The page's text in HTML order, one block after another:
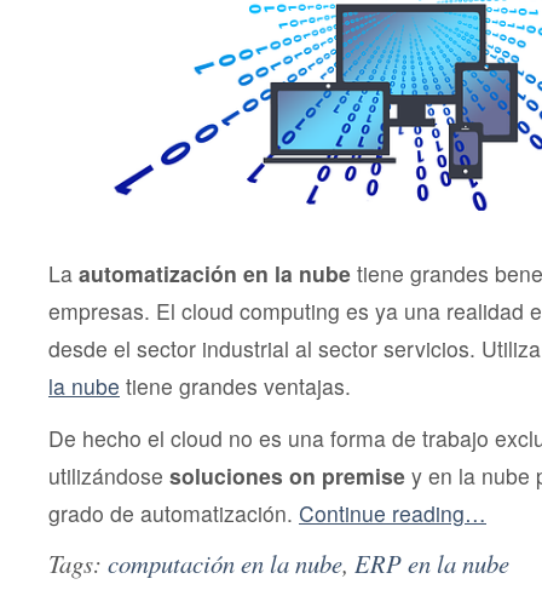
La automatización en la nube tiene grandes
empresas. El cloud computing es ya una realidad
desde el sector industrial al sector servicios.
la nube tiene grandes ventajas.
De hecho el cloud no es una forma de trabajo
utilizándose soluciones on premise y en la nube
grado de automatización. Continue reading…
Tags: computación en la nube, ERP en la nube